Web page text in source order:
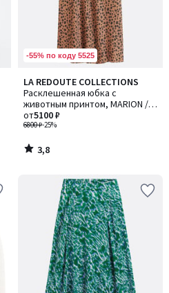
-55% по коду 5525
LA REDOUTE COLLECTIONS
Расклешенная юбка с
животным принтом, MARION /
МАРИОН
6800 ₽-25%
от5100 ₽
3,8
/ 5
3,8
/